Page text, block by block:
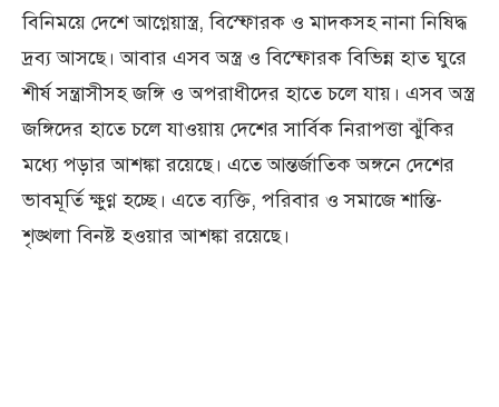
বিনিময়ে দেশে আগ্নেয়াস্ত্র, বিস্ফোরক ও মাদকসহ নানা নিষিদ্ধ
দ্রব্য আসছে। আবার এসব অস্ত্র ও বিস্ফোরক বিভিন্ন হাত ঘুরে
শীর্ষ সন্ত্রাসীসহ জঙ্গি ও অপরাধীদের হাতে চলে যায়। এসব অস্ত্র
জঙ্গিদের হাতে চলে যাওয়ায় দেশের সার্বিক নিরাপত্তা ঝুঁকির
মধ্যে পড়ার আশঙ্কা রয়েছে। এতে আন্তর্জাতিক অঙ্গনে দেশের
ভাবমূর্তি ক্ষুণ্ণ হচ্ছে। এতে ব্যক্তি, পরিবার ও সমাজে শান্তি-
শৃঙ্খলা বিনষ্ট হওয়ার আশঙ্কা রয়েছে।